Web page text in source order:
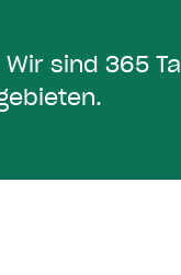
Wir sind 365 Ta
ebieten.